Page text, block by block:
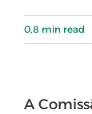
0,8 min read
A